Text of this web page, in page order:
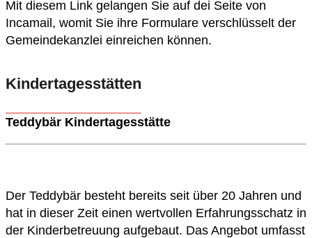
Mit diesem Link gelangen Sie auf dei Seite von
Incamail, womit Sie ihre Formulare verschlüsselt der
Gemeindekanzlei einreichen können.
Kindertagesstätten
Teddybär Kindertagesstätte
Der Teddybär besteht bereits seit über 20 Jahren und
hat in dieser Zeit einen wertvollen Erfahrungsschatz in
der Kinderbetreuung aufgebaut. Das Angebot umfasst